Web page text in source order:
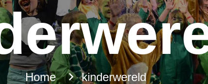
Home kinderwereld